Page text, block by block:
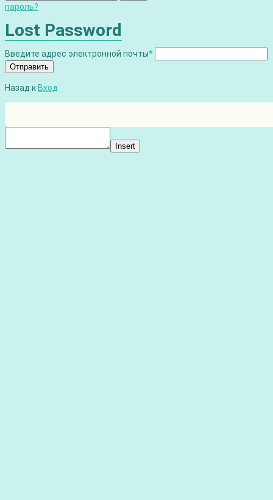
пароль?
Lost Password
Введите адрес электронной почты*
Отправить
Назад к Вход
Insert